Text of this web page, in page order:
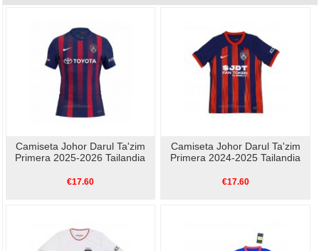
Camiseta Johor Darul Ta'zim
Primera 2025-2026 Tailandia
€17.60
Camiseta Johor Darul Ta'zim
Primera 2024-2025 Tailandia
€17.60